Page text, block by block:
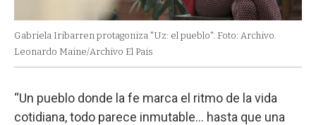
Gabriela Iribarren protagoniza "Uz: el pueblo". Foto: Archivo.
Leonardo Maine/Archivo El Pais
“Un pueblo donde la fe marca el ritmo de la vida
cotidiana, todo parece inmutable… hasta que una